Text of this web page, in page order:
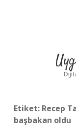
Etiket: Recep
başbakan oldu